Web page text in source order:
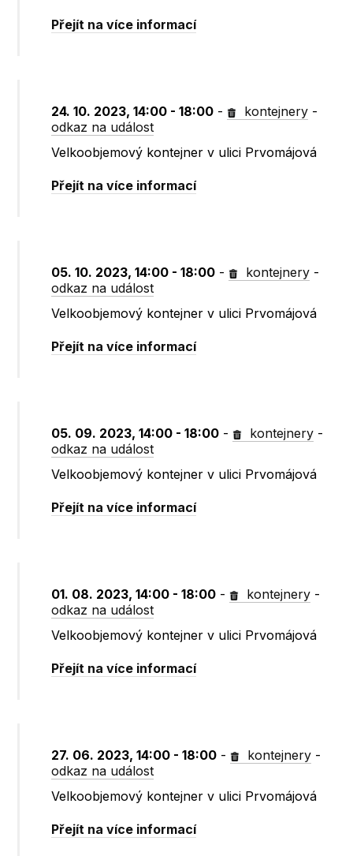
Přejít na více informací
24. 10. 2023, 14:00 - 18:00 - kontejnery -
odkaz na událost
Velkoobjemový kontejner v ulici Prvomájová
Přejít na více informací
05. 10. 2023, 14:00 - 18:00 - kontejnery -
odkaz na událost
Velkoobjemový kontejner v ulici Prvomájová
Přejít na více informací
05. 09. 2023, 14:00 - 18:00 - kontejnery -
odkaz na událost
Velkoobjemový kontejner v ulici Prvomájová
Přejít na více informací
01. 08. 2023, 14:00 - 18:00 - kontejnery -
odkaz na událost
Velkoobjemový kontejner v ulici Prvomájová
Přejít na více informací
27. 06. 2023, 14:00 - 18:00 - kontejnery -
odkaz na událost
Velkoobjemový kontejner v ulici Prvomájová
Přejít na více informací